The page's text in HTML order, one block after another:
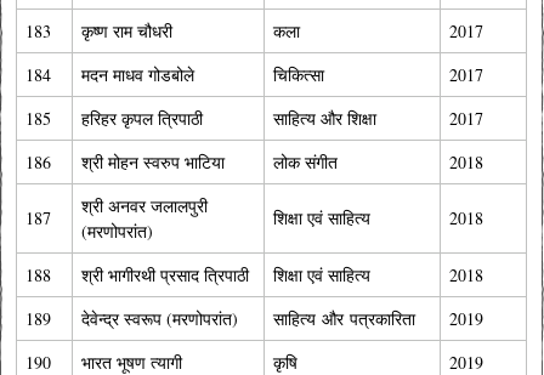
183 कृष्ण राम चौधरी कला
2017
184
मदन माधव गोडबोले चिकित्सा
2017
185
हरिहर कृपल त्रिपाठी साहित्य और शिक्षा
2017
186
श्री मोहन स्वरुप भाटिया लोक संगीत 2018
187
श्री अनवर जलालपुरी
(मरणोपरांत)
शिक्षा एवं साहित्य 2018
188 श्री भागीरथी प्रसाद त्रिपाठी शिक्षा एवं साहित्य
2018
189
देवेन्द्र स्वरूप (मरणोपरांत) साहित्य और पत्रकारिता
2019
190
भारत भूषण त्यागी कृषि
2019